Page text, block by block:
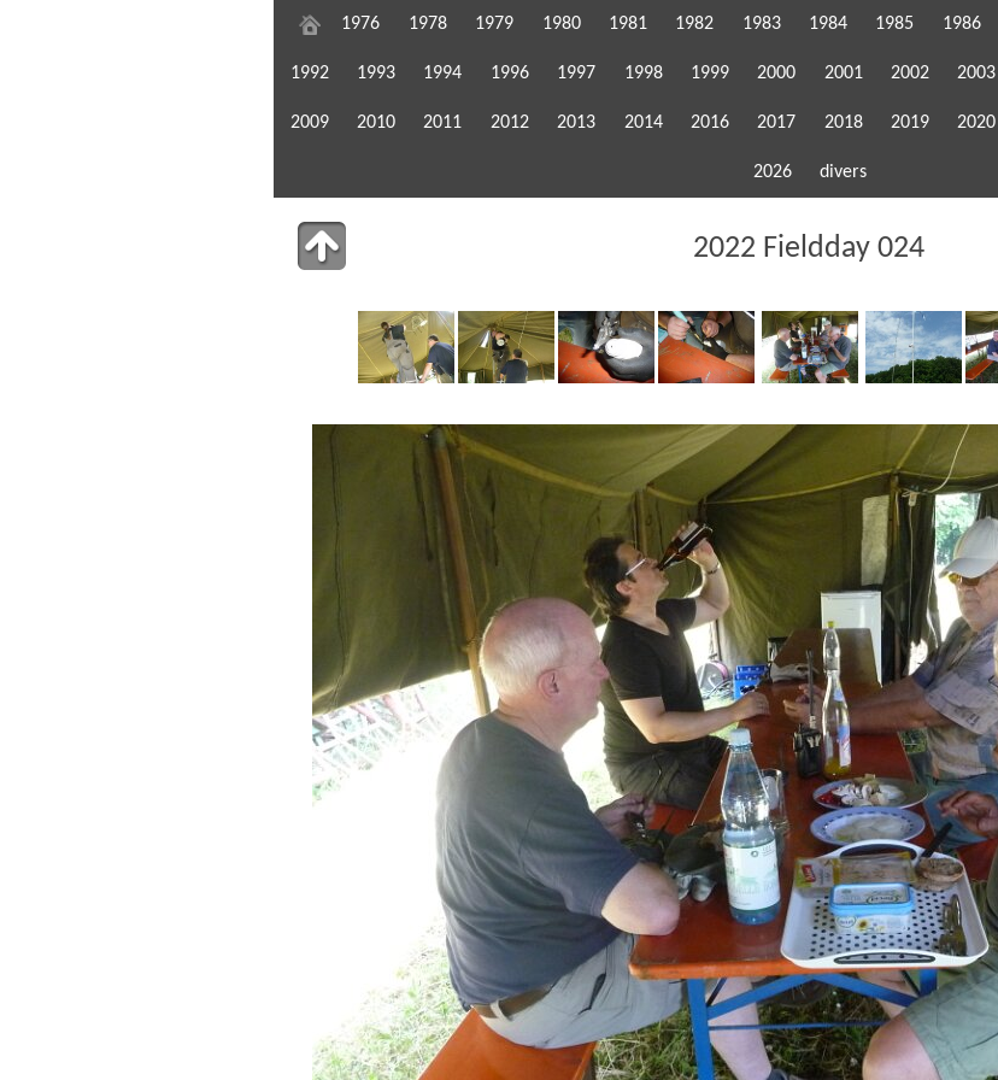
1976 1978 1979 1980 1981 1982 1983 1984 1985 1986
1992 1993 1994 1996 1997 1998 1999 2000 2001 2002 2003
2009 2010 2011 2012 2013 2014 2016 2017 2018 2019 2020
2026 divers
2022 Fieldday 024